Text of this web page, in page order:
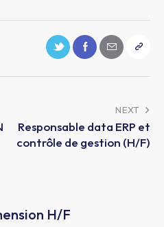
NEXT
Responsable data ERP et
contrôle de gestion (H/F)
H/F